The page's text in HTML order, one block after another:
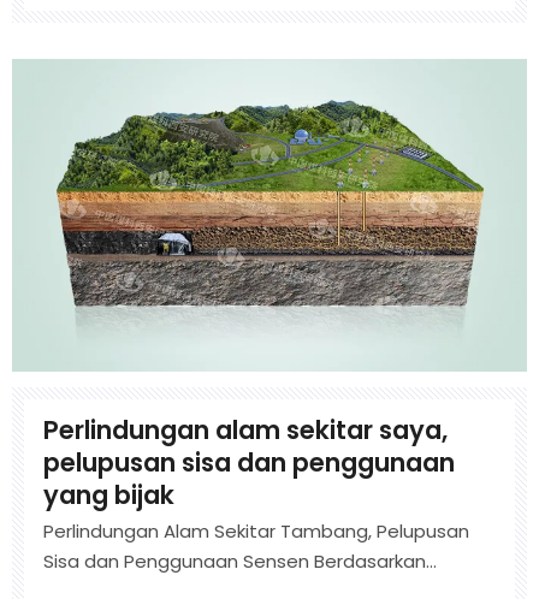
untuk perlombongan metana, reka bentuk,
Perlindungan alam sekitar saya,
pelupusan sisa dan penggunaan
yang bijak
Perlindungan Alam Sekitar Tambang, Pelupusan
Sisa dan Penggunaan Sensen Berdasarkan